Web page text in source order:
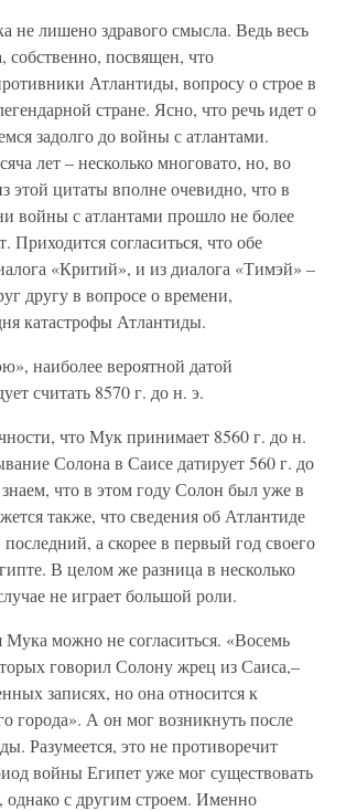
не лишено здравого смысла. Ведь весь
собственно, посвящен, что
Атлантиды, вопросу о строе в
стране. Ясно, что речь идет о
задолго до войны с атлантами.
лет – несколько многовато, но, во
этой цитаты вполне очевидно, что в
войны с атлантами прошло не более
Приходится согласиться, что обе
«Критий», и из диалога «Тимэй» –
другу в вопросе о времени,
катастрофы Атлантиды.
наиболее вероятной датой
считать 8570 г. до н. э.
что Мук принимает 8560 г. до н.
Солона в Саисе датирует 560 г. до
что в этом году Солон был уже в
также, что сведения об Атлантиде
а скорее в первый год своего
В целом же разница в несколько
не играет большой роли.
Мука можно не согласиться. «Восемь
говорил Солону жрец из Саиса,–
записях, но она относится к
города». А он мог возникнуть после
Разумеется, это не противоречит
войны Египет уже мог существовать
однако с другим строем. Именно